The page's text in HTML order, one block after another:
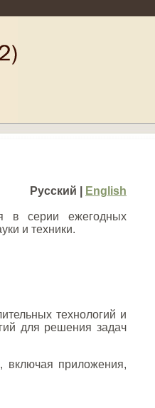
Русский | English
в серии ежегодных
и техники.
технологий и
для решения задач
включая приложения,